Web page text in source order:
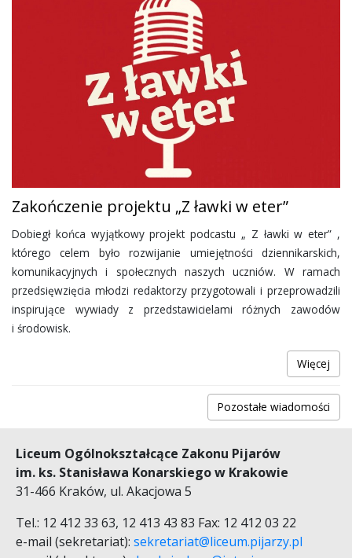
Zakończenie projektu „Z ławki w eter”
Dobiegł końca wyjątkowy projekt podcastu „ Z ławki w eter” ,
którego celem było rozwijanie umiejętności dziennikarskich,
komunikacyjnych i społecznych naszych uczniów. W ramach
przedsięwzięcia młodzi redaktorzy przygotowali i przeprowadzili
inspirujące wywiady z przedstawicielami różnych zawodów
i środowisk.
Więcej
Pozostałe wiadomości
Liceum Ogólnokształcące Zakonu Pijarów
im. ks. Stanisława Konarskiego w Krakowie
31-466 Kraków, ul. Akacjowa 5
Tel.: 12 412 33 63, 12 413 43 83 Fax: 12 412 03 22
e-mail (sekretariat): sekretariat@liceum.pijarzy.pl